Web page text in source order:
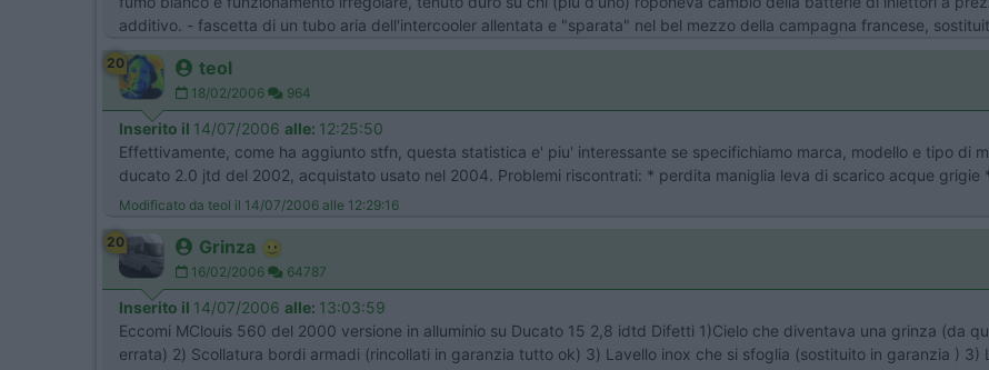
additivo. - fascetta di un tubo aria dell'intercooler allentata e "sparata" nel bel mezzo della campagna francese,
20 teol
18/02/2006 964
Inserito il 14/07/2006 alle: 12:25:50
Effettivamente, come ha aggiunto stfn, questa statistica e' piu' interessante se specifichiamo marca, modello e tipo di
ducato 2.0 jtd del 2002, acquistato usato nel 2004. Problemi riscontrati: * perdita maniglia leva di scarico acque
Modificato da teol il 14/07/2006 alle 12:29:16
20 Grinza
16/02/2006 64787
Inserito il 14/07/2006 alle: 13:03:59
Eccomi MClouis 560 del 2000 versione in alluminio su Ducato 15 2,8 idtd Difetti 1)Cielo che diventava una grinza (da
errata) 2) Scollatura bordi armadi (rincollati in garanzia tutto ok) 3) Lavello inox che si sfoglia (sostituito in garanzia )